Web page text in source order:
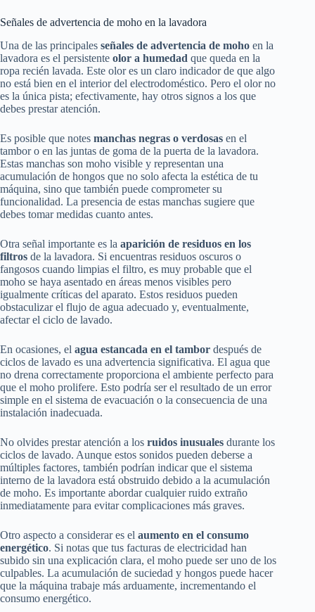
Señales de advertencia de moho en la lavadora
Una de las principales señales de advertencia de moho en la
lavadora es el persistente olor a humedad que queda en la
ropa recién lavada. Este olor es un claro indicador de que algo
no está bien en el interior del electrodoméstico. Pero el olor no
es la única pista; efectivamente, hay otros signos a los que
debes prestar atención.
Es posible que notes manchas negras o verdosas en el
tambor o en las juntas de goma de la puerta de la lavadora.
Estas manchas son moho visible y representan una
acumulación de hongos que no solo afecta la estética de tu
máquina, sino que también puede comprometer su
funcionalidad. La presencia de estas manchas sugiere que
debes tomar medidas cuanto antes.
Otra señal importante es la aparición de residuos en los
filtros de la lavadora. Si encuentras residuos oscuros o
fangosos cuando limpias el filtro, es muy probable que el
moho se haya asentado en áreas menos visibles pero
igualmente críticas del aparato. Estos residuos pueden
obstaculizar el flujo de agua adecuado y, eventualmente,
afectar el ciclo de lavado.
En ocasiones, el agua estancada en el tambor después de
ciclos de lavado es una advertencia significativa. El agua que
no drena correctamente proporciona el ambiente perfecto para
que el moho prolifere. Esto podría ser el resultado de un error
simple en el sistema de evacuación o la consecuencia de una
instalación inadecuada.
No olvides prestar atención a los ruidos inusuales durante los
ciclos de lavado. Aunque estos sonidos pueden deberse a
múltiples factores, también podrían indicar que el sistema
interno de la lavadora está obstruido debido a la acumulación
de moho. Es importante abordar cualquier ruido extraño
inmediatamente para evitar complicaciones más graves.
Otro aspecto a considerar es el aumento en el consumo
energético. Si notas que tus facturas de electricidad han
subido sin una explicación clara, el moho puede ser uno de los
culpables. La acumulación de suciedad y hongos puede hacer
que la máquina trabaje más arduamente, incrementando el
consumo energético.